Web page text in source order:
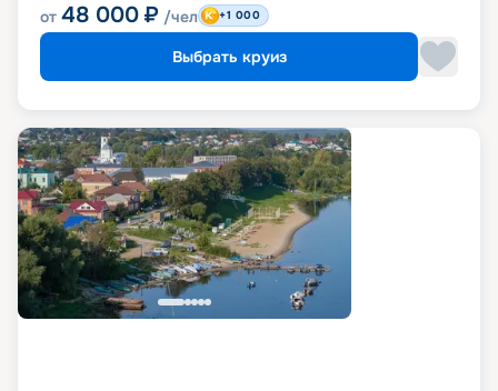
от 48 000 ₽ /чел +1 000
Выбрать круиз